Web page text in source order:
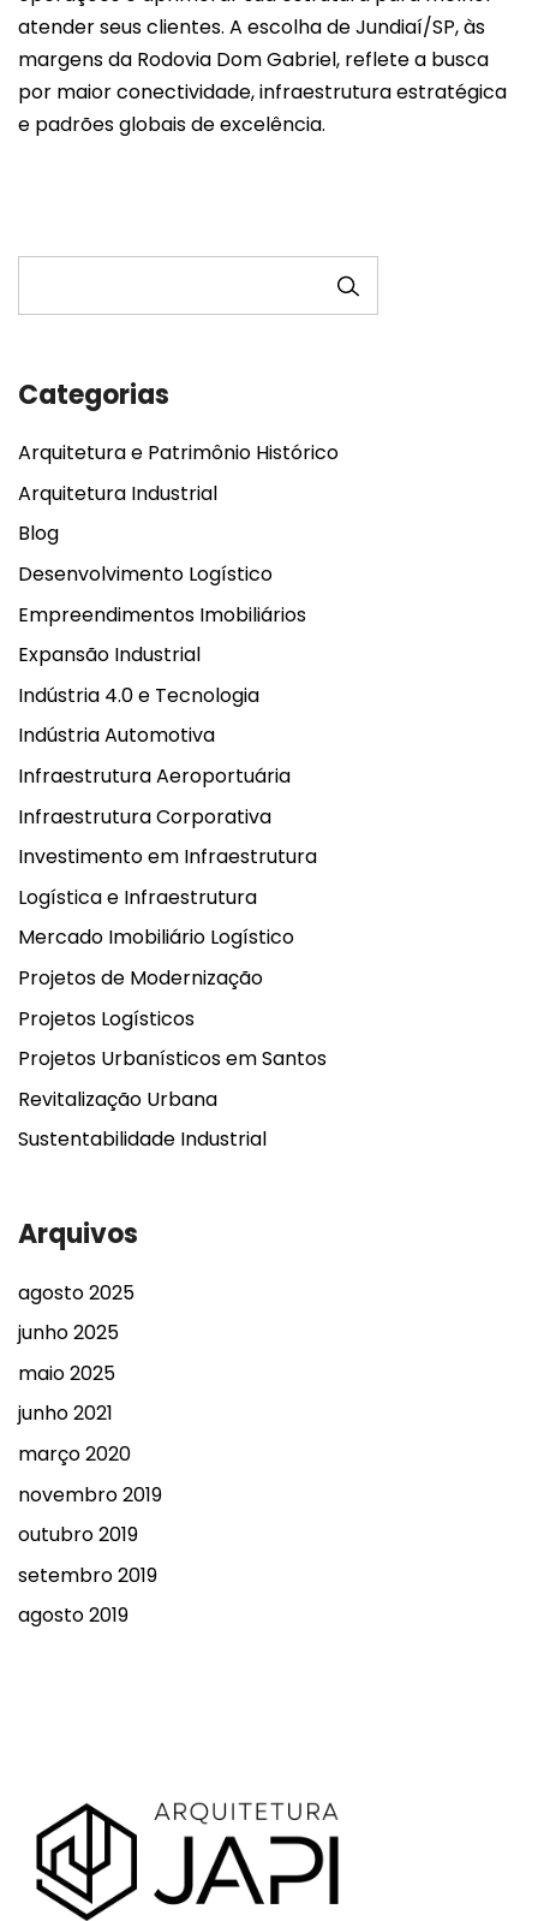
atender seus clientes. A escolha de Jundiaí/SP, às
margens da Rodovia Dom Gabriel, reflete a busca
por maior conectividade, infraestrutura estratégica
e padrões globais de excelência.
Categorias
Arquitetura e Patrimônio Histórico
Arquitetura Industrial
Blog
Desenvolvimento Logístico
Empreendimentos Imobiliários
Expansão Industrial
Indústria 4.0 e Tecnologia
Indústria Automotiva
Infraestrutura Aeroportuária
Infraestrutura Corporativa
Investimento em Infraestrutura
Logística e Infraestrutura
Mercado Imobiliário Logístico
Projetos de Modernização
Projetos Logísticos
Projetos Urbanísticos em Santos
Revitalização Urbana
Sustentabilidade Industrial
Arquivos
agosto 2025
junho 2025
maio 2025
junho 2021
março 2020
novembro 2019
outubro 2019
setembro 2019
agosto 2019